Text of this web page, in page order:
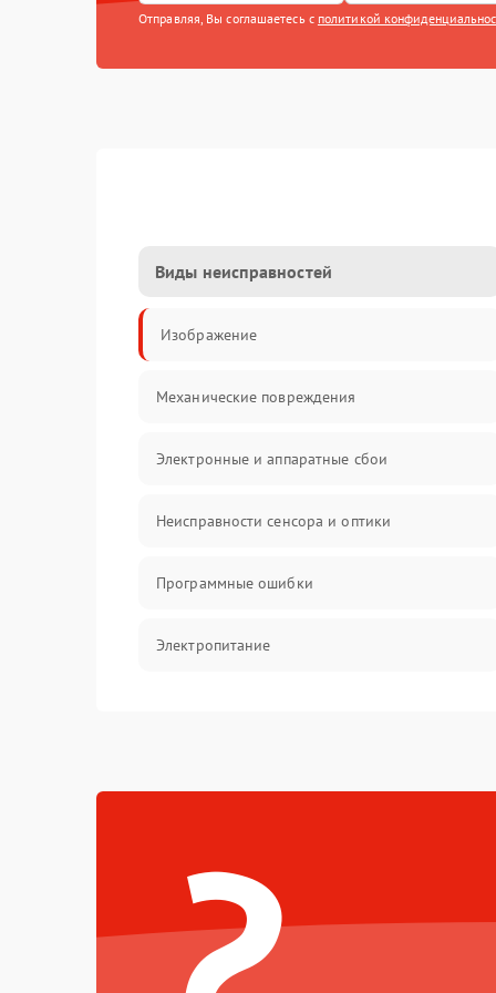
Отправляя, Вы соглашаетесь с политикой
Виды неисправностей
Изображение
Механические повреждения
Электронные и аппаратные сбои
Неисправности сенсора и оптики
Программные ошибки
Электропитание
Температурные проблемы
Сбои коммуникаций и интерфейсов